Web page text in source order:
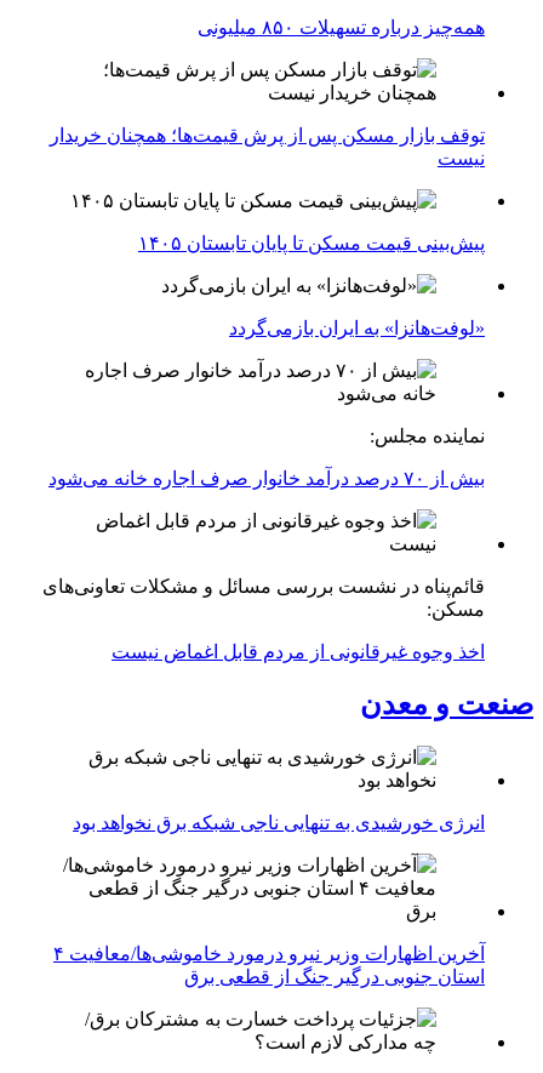
همه‌چیز درباره تسهیلات ۸۵۰ میلیونی
توقف بازار مسکن پس از پرش قیمت‌ها؛ همچنان خریدار
نیست
پیش‌بینی قیمت مسکن تا پایان تابستان ۱۴۰۵
«لوفت‌هانزا» به ایران بازمی‌گردد
نماینده مجلس:
بیش از ۷۰ درصد درآمد خانوار صرف اجاره خانه می‌شود
قائم‌پناه در نشست بررسی مسائل و مشکلات تعاونی‌های
مسکن:
اخذ وجوه غیرقانونی از مردم قابل اغماض نیست
صنعت و معدن
انرژی خورشیدی به تنهایی ناجی شبکه برق نخواهد بود
آخرین اظهارات وزیر نیرو درمورد خاموشی‌ها/معافیت ۴
استان جنوبی درگیر جنگ از قطعی برق